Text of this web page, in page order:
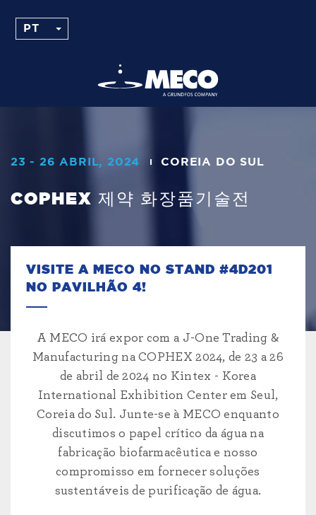
23 - 26 ABRIL, 2024 COREIA DO SUL
COPHEX 제약 화장품기술전
VISITE A MECO NO STAND #4D201
NO PAVILHÃO 4!
A MECO irá expor com a J-One Trading &
Manufacturing na COPHEX 2024, de 23 a 26
de abril de 2024 no Kintex - Korea
International Exhibition Center em Seul,
Coreia do Sul. Junte-se à MECO enquanto
discutimos o papel crítico da água na
fabricação biofarmacêutica e nosso
compromisso em fornecer soluções
sustentáveis de purificação de água.